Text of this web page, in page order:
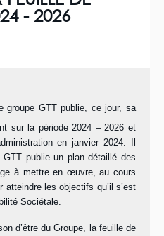
- 2026
groupe GTT publie, ce jour, sa
sur la période 2024 – 2026 et
en janvier 2024. Il
publie un plan détaillé des
à mettre en œuvre, au cours
atteindre les objectifs qu’il s’est
Sociétale.
d’être du Groupe, la feuille de